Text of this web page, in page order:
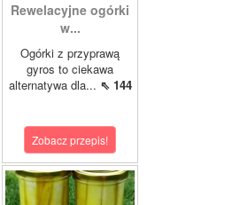
Rewelacyjne ogórki
w...
Ogórki z przyprawą
gyros to ciekawa
alternatywa dla... ⇖ 144
Zobacz przepis!